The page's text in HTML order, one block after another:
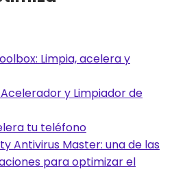
Limpia, acelera y
y Limpiador de
tu teléfono
Antivirus Master: una de las
para optimizar el